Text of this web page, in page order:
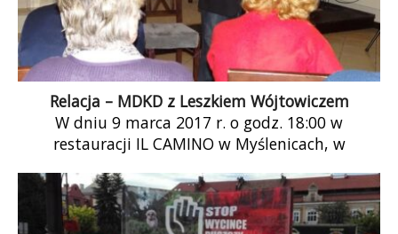
Relacja – MDKD z Leszkiem Wójtowiczem
W dniu 9 marca 2017 r. o godz. 18:00 w
restauracji IL CAMINO w Myślenicach, w
Dyskusyjnym, […]